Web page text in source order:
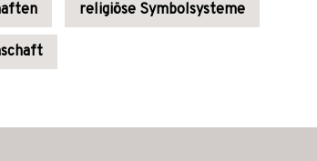
religiöse Symbolsysteme